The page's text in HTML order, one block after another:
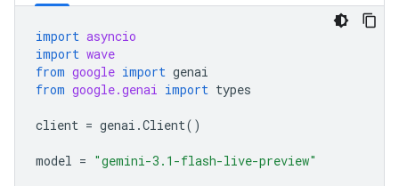
import asyncio
import wave
from google import genai
from google.genai import types
client = genai .Client()
model = "gemini-3.1-flash-live-preview"